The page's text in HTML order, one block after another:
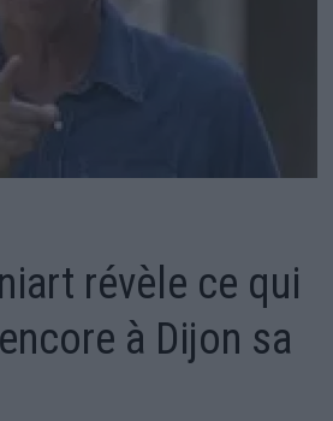
révèle ce qui
à Dijon sa